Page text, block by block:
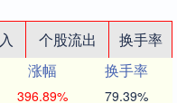
个股流出
换手率
涨幅
换手率
396.89% 79.39%